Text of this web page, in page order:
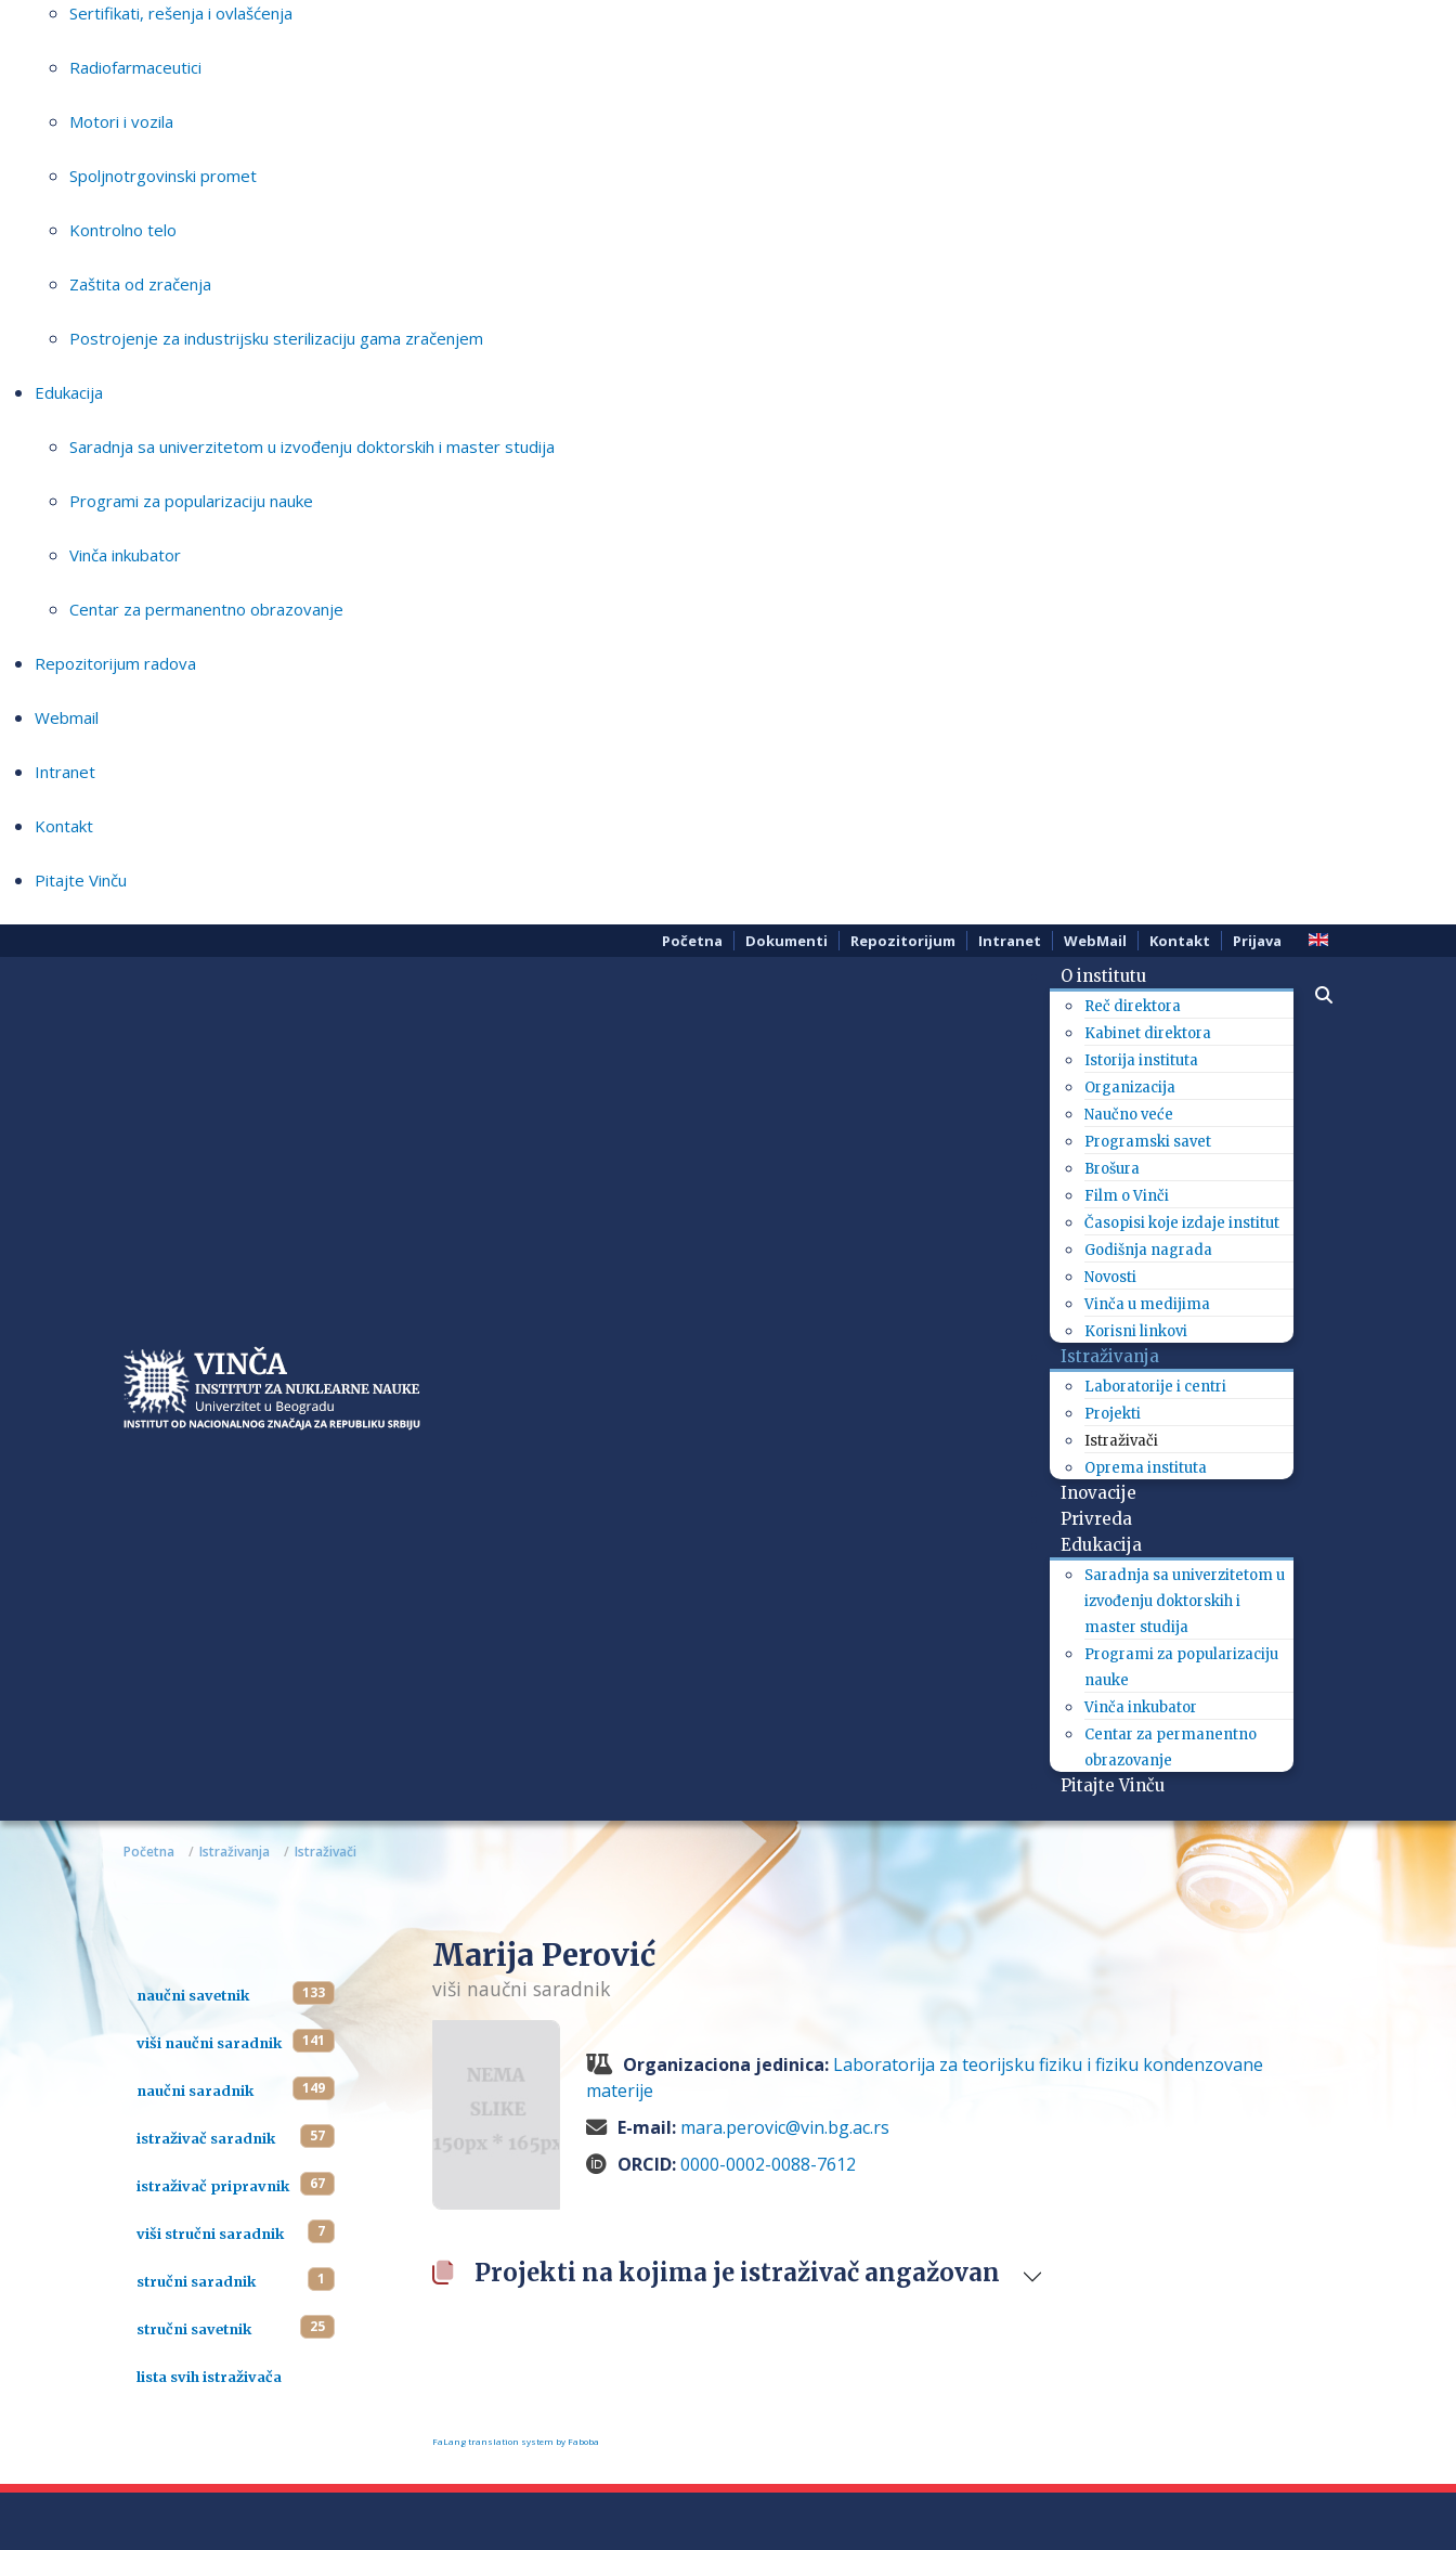
Sertifikati, rešenja i ovlašćenja
Radiofarmaceutici
Motori i vozila
Spoljnotrgovinski promet
Kontrolno telo
Zaštita od zračenja
Postrojenje za industrijsku sterilizaciju gama zračenjem
Edukacija
Saradnja sa univerzitetom u izvođenju doktorskih i master studija
Programi za popularizaciju nauke
Vinča inkubator
Centar za permanentno obrazovanje
Repozitorijum radova
Webmail
Intranet
Kontakt
Pitajte Vinču
Početna Dokumenti Repozitorijum Intranet WebMail Kontakt Prijava
O institutu
Reč direktora
Kabinet direktora
Istorija instituta
Organizacija
Naučno veće
Programski savet
Brošura
Film o Vinči
Časopisi koje izdaje institut
Godišnja nagrada
Novosti
Vinča u medijima
Korisni linkovi
Istraživanja
Laboratorije i centri
Projekti
Istraživači
Oprema instituta
Inovacije
Privreda
Edukacija
Saradnja sa univerzitetom u
izvođenju doktorskih i
master studija
Programi za popularizaciju
nauke
Vinča inkubator
Centar za permanentno
obrazovanje
Pitajte Vinču
Početna Istraživanja Istraživači
naučni savetnik 133
viši naučni saradnik 141
naučni saradnik 149
istraživač saradnik 57
istraživač pripravnik 67
viši stručni saradnik 7
stručni saradnik 1
stručni savetnik 25
lista svih istraživača
Marija Perović
viši naučni saradnik
Organizaciona jedinica: Laboratorija za teorijsku fiziku i fiziku kondenzovane
materije
E-mail: mara.perovic@vin.bg.ac.rs
ORCID:0000-0002-0088-7612
Projekti na kojima je istraživač angažovan
FaLang translation system by Faboba